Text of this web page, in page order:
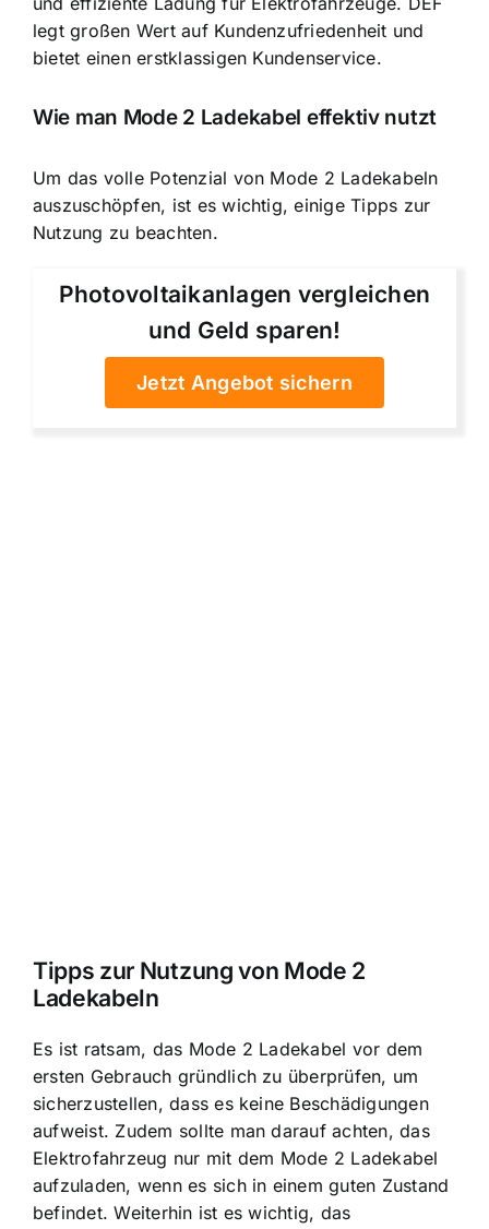
legt großen Wert auf Kundenzufriedenheit und
bietet einen erstklassigen Kundenservice.
Wie man Mode 2 Ladekabel effektiv nutzt
Um das volle Potenzial von Mode 2 Ladekabeln
auszuschöpfen, ist es wichtig, einige Tipps zur
Nutzung zu beachten.
Photovoltaikanlagen vergleichen
und Geld sparen!
Jetzt Angebot sichern
Tipps zur Nutzung von Mode 2
Ladekabeln
Es ist ratsam, das Mode 2 Ladekabel vor dem
ersten Gebrauch gründlich zu überprüfen, um
sicherzustellen, dass es keine Beschädigungen
aufweist. Zudem sollte man darauf achten, das
Elektrofahrzeug nur mit dem Mode 2 Ladekabel
aufzuladen, wenn es sich in einem guten Zustand
befindet. Weiterhin ist es wichtig, das